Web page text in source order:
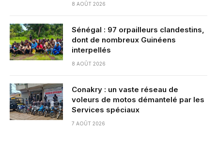
8 AOÛT 2026
Sénégal : 97 orpailleurs clandestins,
dont de nombreux Guinéens
interpellés
8 AOÛT 2026
Conakry : un vaste réseau de
voleurs de motos démantelé par les
Services spéciaux
7 AOÛT 2026